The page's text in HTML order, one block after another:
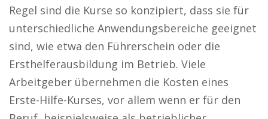
Regel sind die Kurse so konzipiert, dass sie für
unterschiedliche Anwendungsbereiche geeignet
sind, wie etwa den Führerschein oder die
Ersthelferausbildung im Betrieb. Viele
Arbeitgeber übernehmen die Kosten eines
Erste-Hilfe-Kurses, vor allem wenn er für den